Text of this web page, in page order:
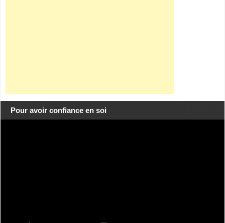
Pour avoir confiance en soi